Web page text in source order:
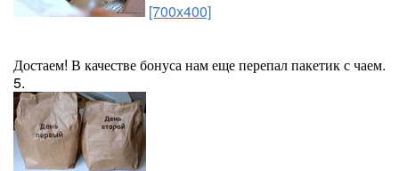
[700x400]
Достаем! В качестве бонуса нам еще перепал пакетик с чаем.
5.